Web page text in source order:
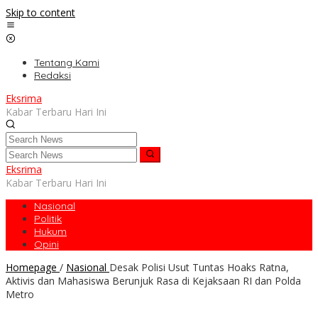
Skip to content
Tentang Kami
Redaksi
Eksrima
Kabar Terbaru Hari Ini
Eksrima
Kabar Terbaru Hari Ini
Nasional
Politik
Hukum
Opini
Homepage / Nasional Desak Polisi Usut Tuntas Hoaks Ratna,
Aktivis dan Mahasiswa Berunjuk Rasa di Kejaksaan RI dan Polda
Metro